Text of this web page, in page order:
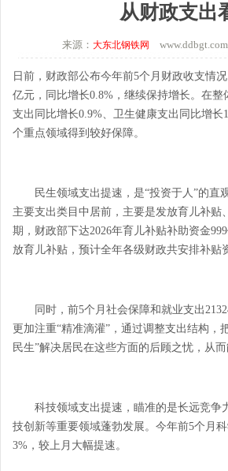
从财政支出
来源： 大东北钢铁网
日前，财政部公布今年前5个月财政收支情
亿元，同比增长0.8%，继续保持增长。在
支出同比增长0.9%、卫生健康支出同比增
个重点领域得到较好保障。
民生领域支出提速，是“投资于人”的直
主要支出类目中居前，主要是发放育儿补
期，财政部下达2026年育儿补贴补助资金
放育儿补贴，预计全年各级财政共安排补贴
同时，前5个月社会保障和就业支出
更加注重“精准滴灌”，通过调整支出结构
民生”解决居民在这些方面的后顾之忧，从
科技领域支出提速，瞄准的是长远竞争
技创新等重要领域蓬勃发展。今年前5个月
3%，较上月大幅提速。